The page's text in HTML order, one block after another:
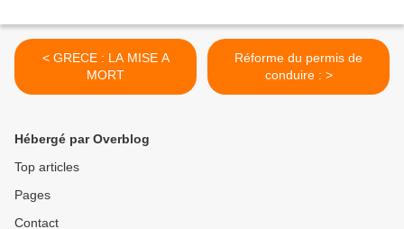
< GRECE : LA MISE A
MORT
Réforme du permis de
conduire : >
Hébergé par Overblog
Top articles
Pages
Contact